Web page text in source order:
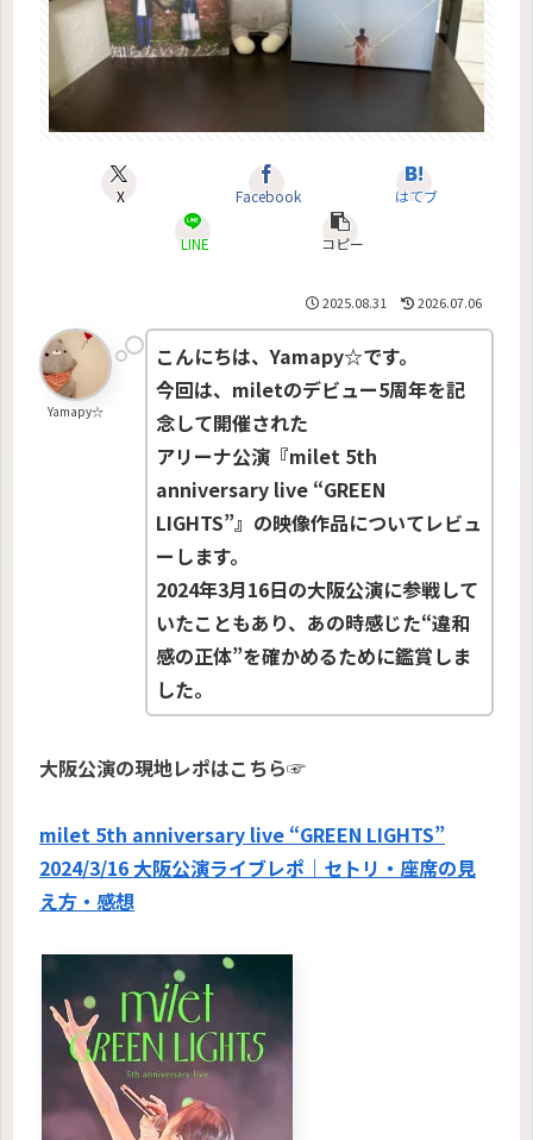
X Facebook はてブ
LINE コピー
2025.08.31 2026.07.06
Yamapy☆
こんにちは、Yamapy☆です。
今回は、miletのデビュー5周年を記
念して開催された
アリーナ公演『milet 5th
anniversary live “GREEN
LIGHTS”』の映像作品についてレビュ
ーします。
2024年3月16日の大阪公演に参戦して
いたこともあり、あの時感じた“違和
感の正体”を確かめるために鑑賞しま
した。
大阪公演の現地レポはこちら☞
milet 5th anniversary live “GREEN LIGHTS”
2024/3/16 大阪公演ライブレポ｜セトリ・座席の見
え方・感想